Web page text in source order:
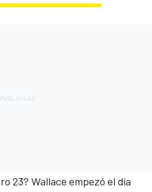
23? Wallace empezó el día